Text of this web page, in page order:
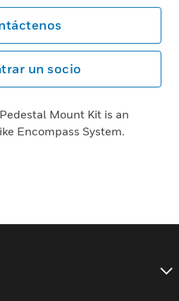
un socio
Mount Kit is an
Encompass System.